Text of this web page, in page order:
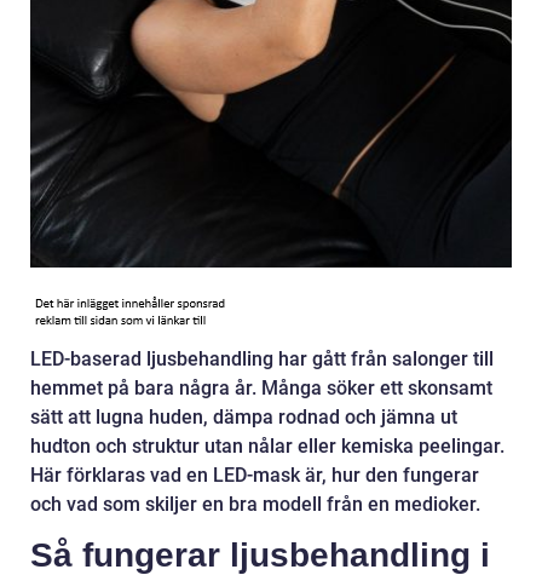
LED-baserad ljusbehandling har gått från salonger till
hemmet på bara några år. Många söker ett skonsamt
sätt att lugna huden, dämpa rodnad och jämna ut
hudton och struktur utan nålar eller kemiska peelingar.
Här förklaras vad en LED-mask är, hur den fungerar
och vad som skiljer en bra modell från en medioker.
Så fungerar ljusbehandling i